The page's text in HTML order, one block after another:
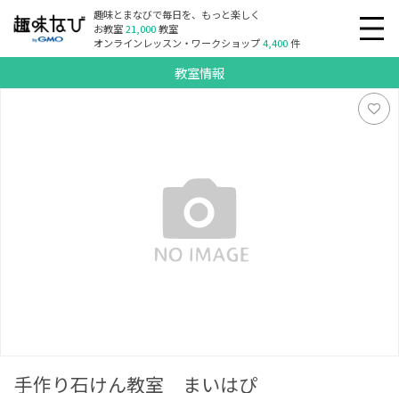
趣味とまなびで毎日を、もっと楽しく
お教室21,000教室
オンラインレッスン・ワークショップ4,400件
教室情報
手作り石けん教室 まいはぴ